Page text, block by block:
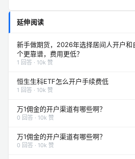
延伸阅读
新手做期货，2026年选择居间人开户和
个更靠谱，费用更低？
1 回答 · 10k 赞
恒生生科ETF怎么开户手续费低
1 回答 · 10k 赞
万1佣金的开户渠道有哪些啊？
0 回答 · 10k 赞
万1佣金的开户渠道有哪些啊？
0 回答 · 10k 赞